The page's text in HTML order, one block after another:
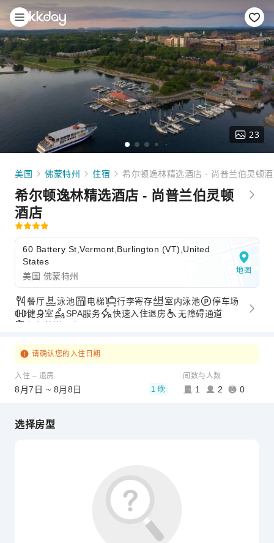
23
美国 佛蒙特州 住宿 希尔顿逸林精选酒店 - 尚普兰伯灵顿
希尔顿逸林精选酒店 - 尚普兰伯灵顿
酒店
60 Battery St,Vermont,Burlington (VT),United
States
美国 佛蒙特州
地图
餐厅 泳池 电梯 行李寄存 室内泳池
停车场
健身室
SPA服务 快速入住退房
无障碍通道
请确认您的入住日期
入住 – 退房
8月7日 ~ 8月8日 1 晚
间数与人数
1 2 0
选择房型